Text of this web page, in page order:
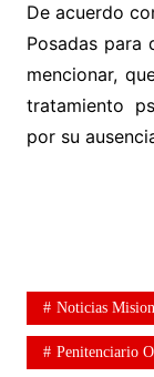
De acuerdo
Posadas para
mencionar,
tratamiento
por su
Noticias
Penitenciario